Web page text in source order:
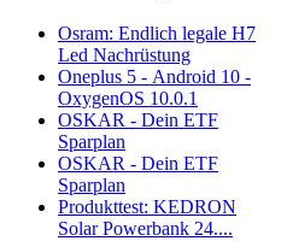
Osram: Endlich legale H7
Led Nachrüstung
Oneplus 5 - Android 10 -
OxygenOS 10.0.1
OSKAR - Dein ETF
Sparplan
OSKAR - Dein ETF
Sparplan
Produkttest: KEDRON
Solar Powerbank 24....